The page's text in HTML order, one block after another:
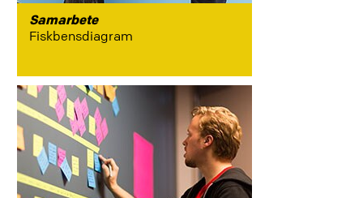
Samarbete
Fiskbensdiagram